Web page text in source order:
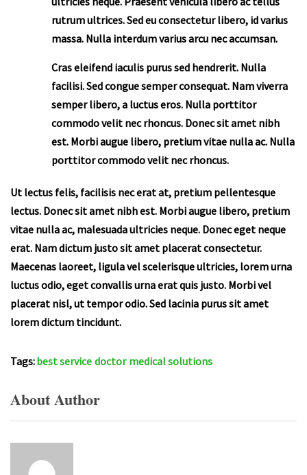
rutrum ultrices. Sed eu consectetur libero, id varius
massa. Nulla interdum varius arcu nec accumsan.
Cras eleifend iaculis purus sed hendrerit. Nulla
facilisi. Sed congue semper consequat. Nam viverra
semper libero, a luctus eros. Nulla porttitor
commodo velit nec rhoncus. Donec sit amet nibh
est. Morbi augue libero, pretium vitae nulla ac. Nulla
porttitor commodo velit nec rhoncus.
Ut lectus felis, facilisis nec erat at, pretium pellentesque
lectus. Donec sit amet nibh est. Morbi augue libero, pretium
vitae nulla ac, malesuada ultricies neque. Donec eget neque
erat. Nam dictum justo sit amet placerat consectetur.
Maecenas laoreet, ligula vel scelerisque ultricies, lorem urna
luctus odio, eget convallis urna erat quis justo. Morbi vel
placerat nisl, ut tempor odio. Sed lacinia purus sit amet
lorem dictum tincidunt.
Tags:best service doctor medical solutions
About Author